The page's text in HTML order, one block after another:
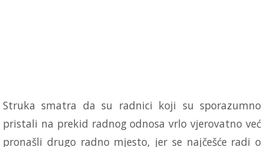
Struka smatra da su radnici koji su sporazumno
pristali na prekid radnog odnosa vrlo vjerovatno već
pronašli drugo radno mjesto, jer se najčešće radi o